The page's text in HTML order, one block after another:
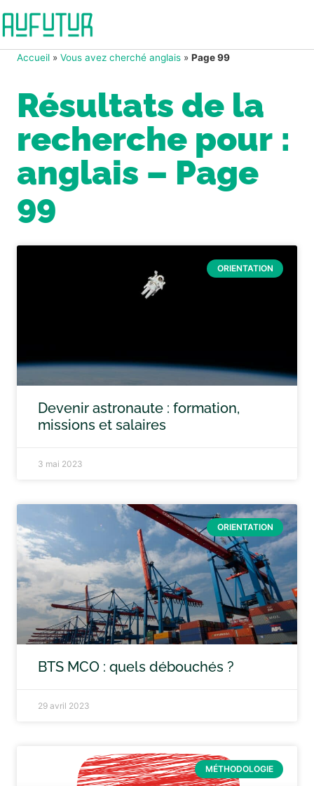
Accueil » Vous avez cherché anglais » Page 99
Résultats de la
recherche pour :
anglais – Page
99
ORIENTATION
Devenir astronaute : formation,
missions et salaires
3 mai 2023
ORIENTATION
BTS MCO : quels débouchés ?
29 avril 2023
MÉTHODOLOGIE